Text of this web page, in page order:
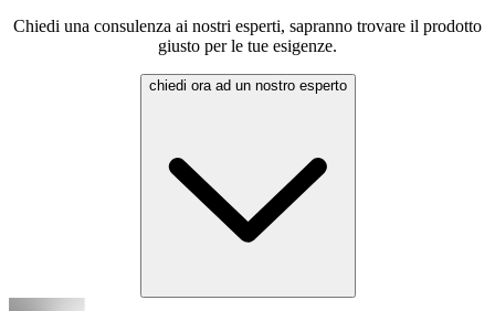
Chiedi una consulenza ai nostri esperti, sapranno trovare il prodotto
giusto per le tue esigenze.
chiedi ora ad un nostro esperto